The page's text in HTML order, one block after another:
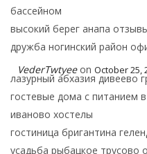
бассейном
высокий берег анапа
дружба ногинский район
VederTwtyee on October 25,
лазурный абхазия дивеево
гостевые дома с питанием
иваново хостелы
гостиница бригантина
усадьба рыбацкое трусово